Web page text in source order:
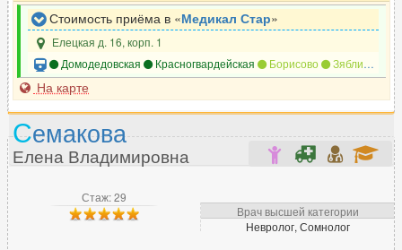
Стоимость приёма в «Медикал Стар»
Елецкая д. 16, корп. 1
Домодедовская
Красногвардейская Борисово Зябликово
На карте
Стаж: 29
Врач высшей категории
Невролог, Сомнолог
Семакова
Елена Владимировна